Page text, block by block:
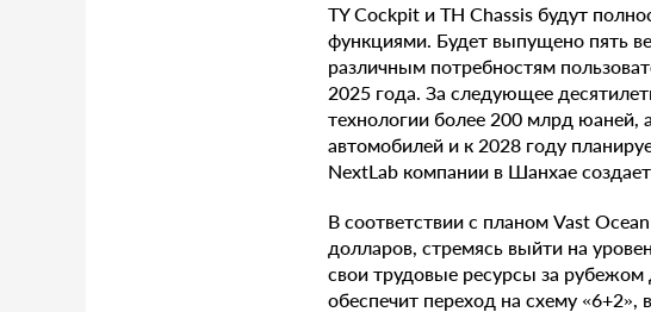
TY Cockpit и TH Chassis будут
функциями. Будет выпущено пять
различным потребностям
2025 года. За следующее
технологии более 200 млрд
автомобилей и к 2028 году
NextLab компании в Шанхае
В соответствии с планом Vast
долларов, стремясь выйти на
свои трудовые ресурсы за рубежом
обеспечит переход на схему «6+2»,